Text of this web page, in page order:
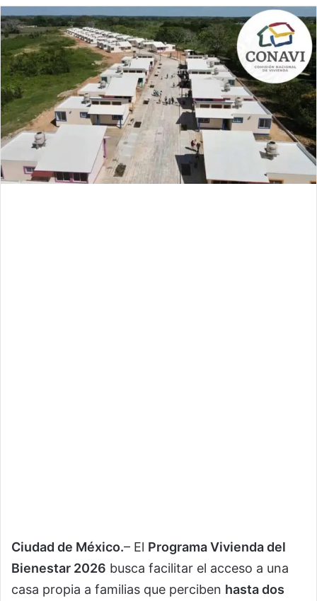
email
Ciudad de México.– El Programa Vivienda del
Bienestar 2026 busca facilitar el acceso a una
casa propia a familias que perciben hasta dos